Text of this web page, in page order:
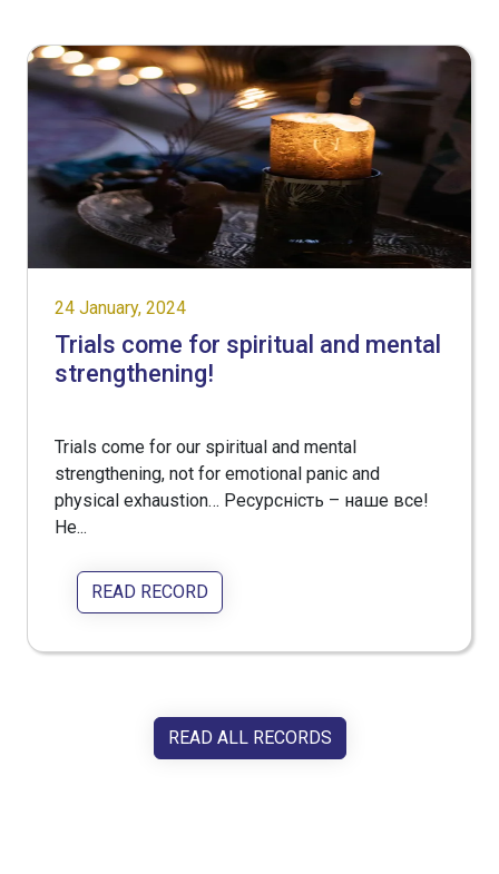
24 January, 2024
Trials come for spiritual and mental
strengthening!
Trials come for our spiritual and mental
strengthening, not for emotional panic and
physical exhaustion… Ресурсність – наше все!
Не...
READ RECORD
READ ALL RECORDS